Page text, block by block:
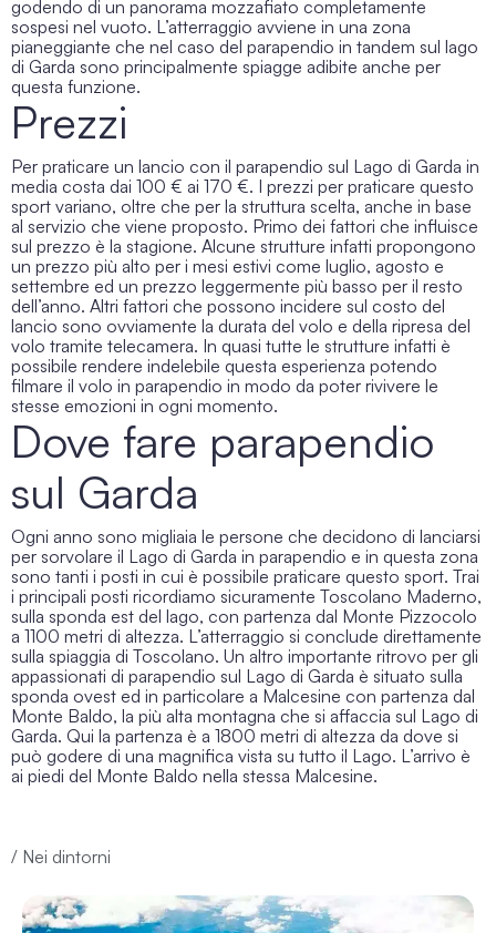
godendo di un panorama mozzafiato completamente
sospesi nel vuoto. L’atterraggio avviene in una zona
pianeggiante che nel caso del parapendio in tandem sul lago
di Garda sono principalmente spiagge adibite anche per
questa funzione.
Prezzi
Per praticare un lancio con il parapendio sul Lago di Garda in
media costa dai 100 € ai 170 €. I prezzi per praticare questo
sport variano, oltre che per la struttura scelta, anche in base
al servizio che viene proposto. Primo dei fattori che influisce
sul prezzo è la stagione. Alcune strutture infatti propongono
un prezzo più alto per i mesi estivi come luglio, agosto e
settembre ed un prezzo leggermente più basso per il resto
dell’anno. Altri fattori che possono incidere sul costo del
lancio sono ovviamente la durata del volo e della ripresa del
volo tramite telecamera. In quasi tutte le strutture infatti è
possibile rendere indelebile questa esperienza potendo
filmare il volo in parapendio in modo da poter rivivere le
stesse emozioni in ogni momento.
Dove fare parapendio
sul Garda
Ogni anno sono migliaia le persone che decidono di lanciarsi
per sorvolare il Lago di Garda in parapendio e in questa zona
sono tanti i posti in cui è possibile praticare questo sport. Trai
i principali posti ricordiamo sicuramente Toscolano Maderno,
sulla sponda est del lago, con partenza dal Monte Pizzocolo
a 1100 metri di altezza. L’atterraggio si conclude direttamente
sulla spiaggia di Toscolano. Un altro importante ritrovo per gli
appassionati di parapendio sul Lago di Garda è situato sulla
sponda ovest ed in particolare a Malcesine con partenza dal
Monte Baldo, la più alta montagna che si affaccia sul Lago di
Garda. Qui la partenza è a 1800 metri di altezza da dove si
può godere di una magnifica vista su tutto il Lago. L’arrivo è
ai piedi del Monte Baldo nella stessa Malcesine.
/ Nei dintorni